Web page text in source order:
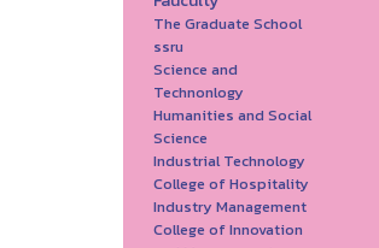
The Graduate School
ssru
Science and
Technonlogy
Humanities and Social
Science
Industrial Technology
College of Hospitality
Industry Management
College of Innovation